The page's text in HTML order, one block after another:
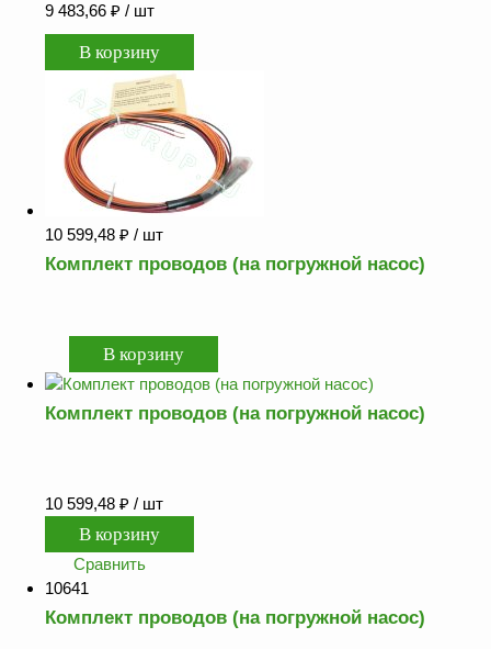
9 483,66 ₽ / шт
10 599,48 ₽ / шт
Комплект проводов (на погружной насос)
Комплект проводов (на погружной насос)
10 599,48 ₽ / шт
Сравнить
10641
Комплект проводов (на погружной насос)